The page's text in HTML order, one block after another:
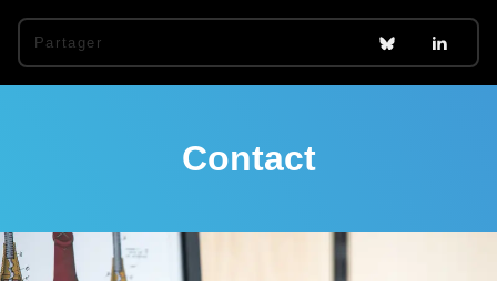
Partager
Contact